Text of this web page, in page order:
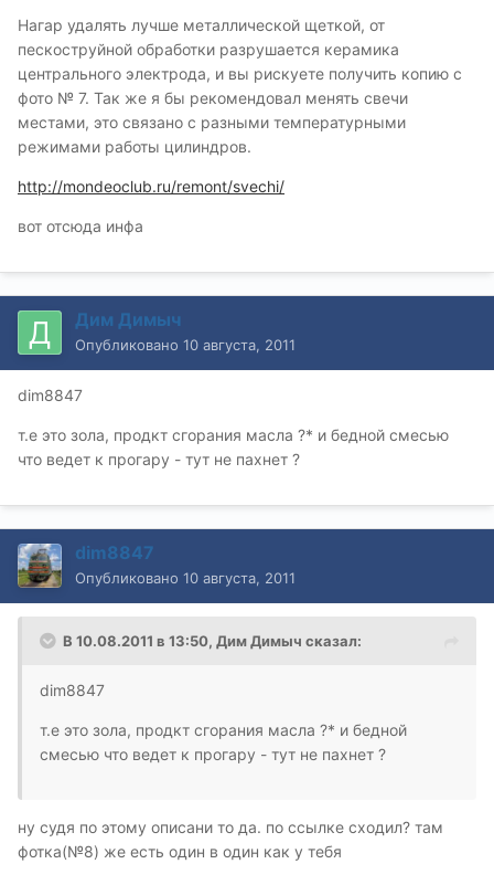
Нагар удалять лучше металлической щеткой, от
пескоструйной обработки разрушается керамика
центрального электрода, и вы рискуете получить копию с
фото № 7. Так же я бы рекомендовал менять свечи
местами, это связано с разными температурными
режимами работы цилиндров.
http://mondeoclub.ru/remont/svechi/
вот отсюда инфа
Дим Димыч
Опубликовано 10 августа, 2011
dim8847
т.е это зола, продкт сгорания масла ?* и бедной смесью
что ведет к прогару - тут не пахнет ?
dim8847
Опубликовано 10 августа, 2011
В 10.08.2011 в 13:50, Дим Димыч сказал:
dim8847
т.е это зола, продкт сгорания масла ?* и бедной
смесью что ведет к прогару - тут не пахнет ?
ну судя по этому описани то да. по ссылке сходил? там
фотка(№8) же есть один в один как у тебя